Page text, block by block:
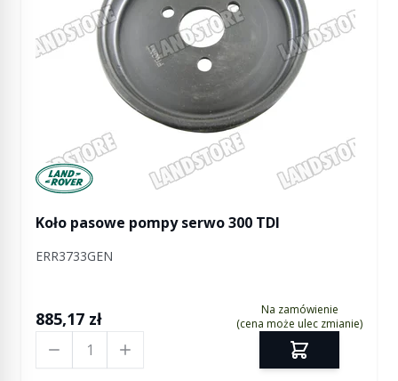
Manufactured by Land rover
Koło pasowe pompy serwo 300 TDI
ERR3733GEN
885,17 zł
Na zamówienie
(cena może ulec zmianie)